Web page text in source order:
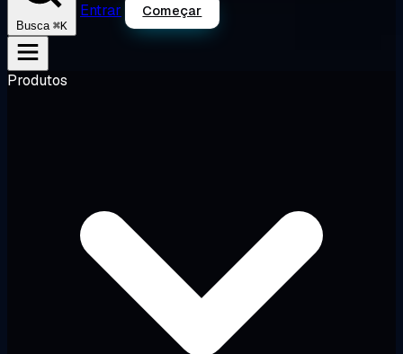
Busca ⌘K
Entrar Começar
Produtos